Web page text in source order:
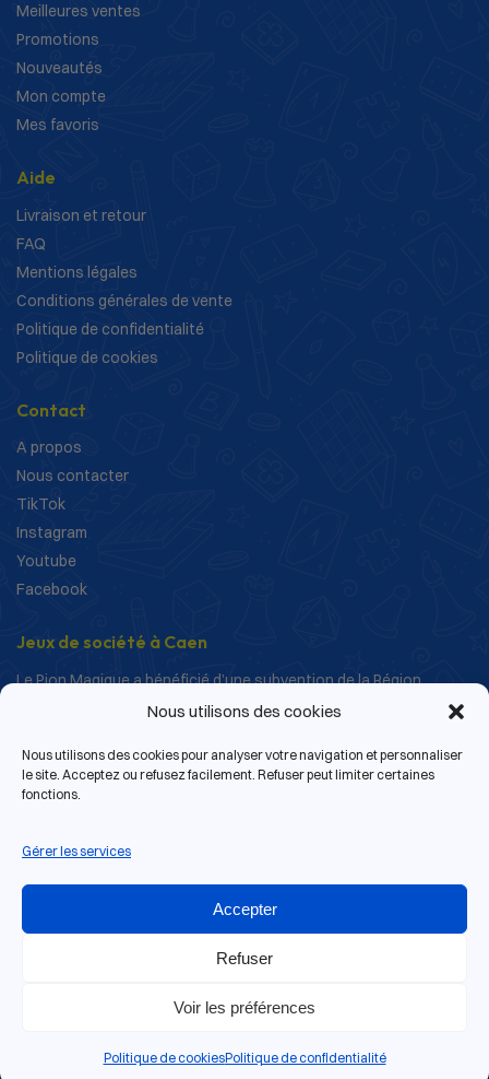
Nous utilisons des cookies
Nous utilisons des cookies pour analyser votre navigation et personnaliser
le site. Acceptez ou refusez facilement. Refuser peut limiter certaines
fonctions.
Gérer les services
Accepter
Refuser
Voir les préférences
Politique de cookiesPolitique de confidentialité
Meilleures ventes
Promotions
Nouveautés
Mon compte
Mes favoris
Aide
Livraison et retour
FAQ
Mentions légales
Conditions générales de vente
Politique de confidentialité
Politique de cookies
Contact
A propos
Nous contacter
TikTok
Instagram
Youtube
Facebook
Jeux de société à Caen
Le Pion Magique a bénéficié d’une subvention de la Région
Normandie dans le cadre de ses actions de structuration et de
Site web réalisé par